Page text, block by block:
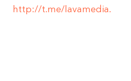
http://t.me/lavamedia.